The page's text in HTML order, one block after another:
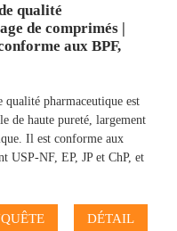
qualité
de comprimés |
aux BPF,
pharmaceutique est
de haute pureté, largement
Il est conforme aux
USP-NF, EP, JP et ChP, et
DÉTAIL